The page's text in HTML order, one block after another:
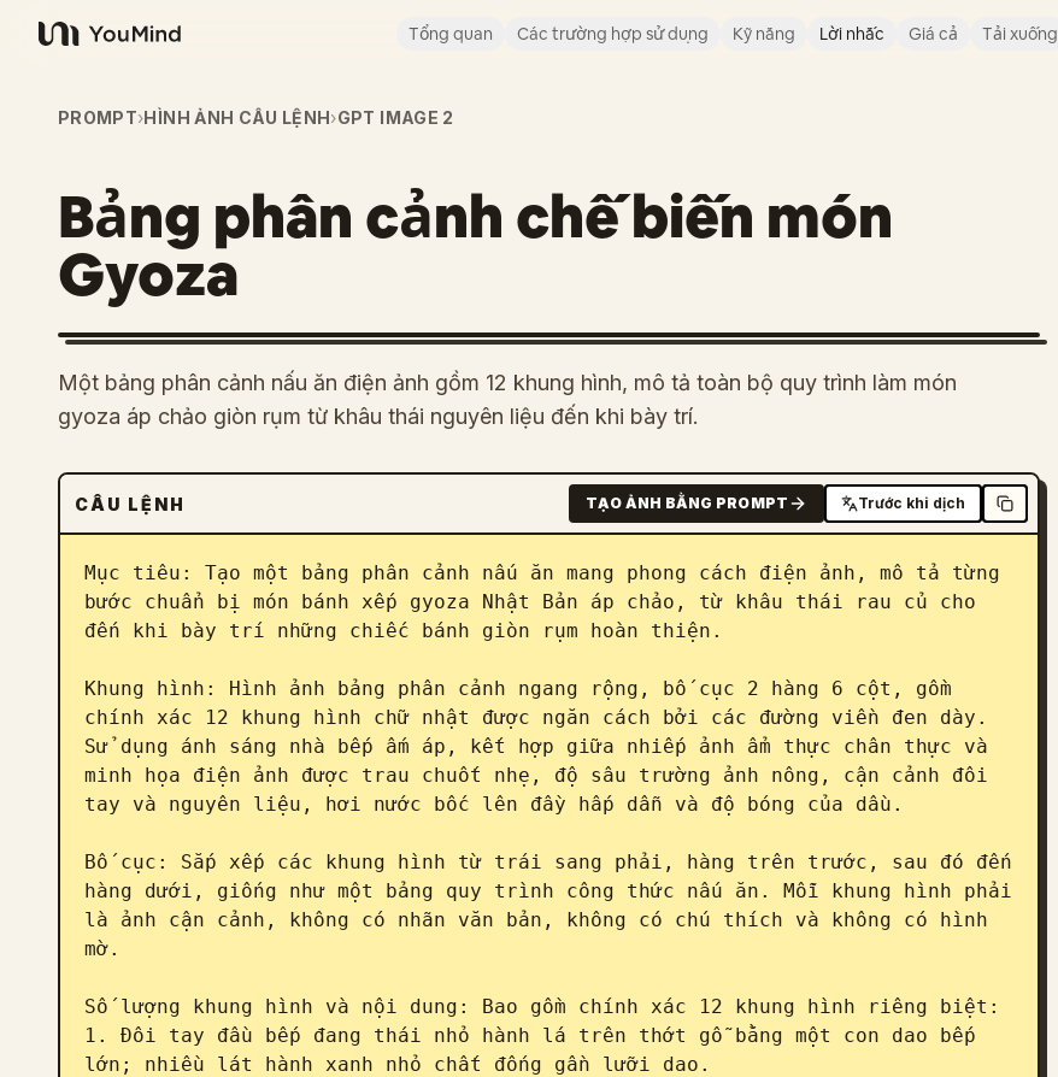
YouMind
Tổng quan Các trường hợp sử dụng Kỹ năng Lời nhắc Giá cả Tải xuống
PROMPT›HÌNH ẢNH CÂU LỆNH›GPT IMAGE 2
Bảng phân cảnh chế biến món
Gyoza
Một bảng phân cảnh nấu ăn điện ảnh gồm 12 khung hình, mô tả toàn bộ quy trình làm món
gyoza áp chảo giòn rụm từ khâu thái nguyên liệu đến khi bày trí.
CÂU LỆNH TẠO ẢNH BẰNG PROMPT Trước khi dịch
Mục tiêu: Tạo một bảng phân cảnh nấu ăn mang phong cách điện ảnh, mô tả từng
bước chuẩn bị món bánh xếp gyoza Nhật Bản áp chảo, từ khâu thái rau củ cho
đến khi bày trí những chiếc bánh giòn rụm hoàn thiện.
Khung hình: Hình ảnh bảng phân cảnh ngang rộng, bố cục 2 hàng 6 cột, gồm
chính xác 12 khung hình chữ nhật được ngăn cách bởi các đường viền đen dày.
Sử dụng ánh sáng nhà bếp ấm áp, kết hợp giữa nhiếp ảnh ẩm thực chân thực và
minh họa điện ảnh được trau chuốt nhẹ, độ sâu trường ảnh nông, cận cảnh đôi
tay và nguyên liệu, hơi nước bốc lên đầy hấp dẫn và độ bóng của dầu.
Bố cục: Sắp xếp các khung hình từ trái sang phải, hàng trên trước, sau đó đến
hàng dưới, giống như một bảng quy trình công thức nấu ăn. Mỗi khung hình phải
là ảnh cận cảnh, không có nhãn văn bản, không có chú thích và không có hình
mờ.
Số lượng khung hình và nội dung: Bao gồm chính xác 12 khung hình riêng biệt:
1. Đôi tay đầu bếp đang thái nhỏ hành lá trên thớt gỗ bằng một con dao bếp
lớn; nhiều lát hành xanh nhỏ chất đống gần lưỡi dao.